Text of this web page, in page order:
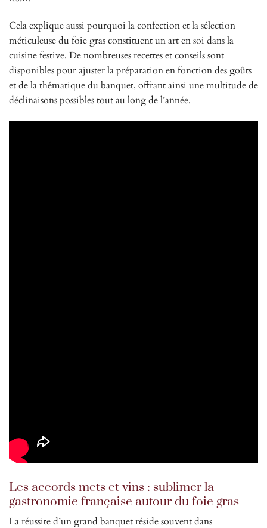
Cela explique aussi pourquoi la confection et la sélection
méticuleuse du foie gras constituent un art en soi dans la
cuisine festive. De nombreuses recettes et conseils sont
disponibles pour ajuster la préparation en fonction des goûts
et de la thématique du banquet, offrant ainsi une multitude de
déclinaisons possibles tout au long de l’année.
Les accords mets et vins : sublimer la
gastronomie française autour du foie gras
La réussite d’un grand banquet réside souvent dans